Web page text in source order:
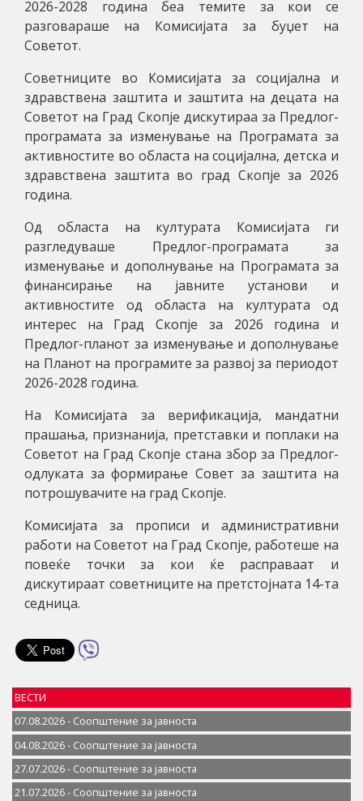
2026-2028 година беа темите за кои се
разговараше на Комисијата за буџет на
Советот.
Советниците во Комисијата за социјална и
здравствена заштита и заштита на децата на
Советот на Град Скопје дискутираа за Предлог-
програмата за изменување на Програмата за
активностите во областа на социјална, детска и
здравствена заштита во град Скопје за 2026
година.
Од областа на културата Комисијата ги
разгледуваше Предлог-програмата за
изменување и дополнување на Програмата за
финансирање на јавните установи и
активностите од областа на културата од
интерес на Град Скопје за 2026 година и
Предлог-планот за изменување и дополнување
на Планот на програмите за развој за периодот
2026-2028 година.
На Комисијата за верификација, мандатни
прашања, признанија, претставки и поплаки на
Советот на Град Скопје стана збор за Предлог-
одлуката за формирање Совет за заштита на
потрошувачите на град Скопје.
Комисијата за прописи и административни
работи на Советот на Град Скопје, работеше на
повеќе точки за кои ќе расправаат и
дискутираат советниците на претстојната 14-та
седница.
ВЕСТИ
07.08.2026 - Соопштение за јавностa
04.08.2026 - Соопштение за јавностa
27.07.2026 - Соопштение за јавностa
21.07.2026 - Соопштение за јавностa